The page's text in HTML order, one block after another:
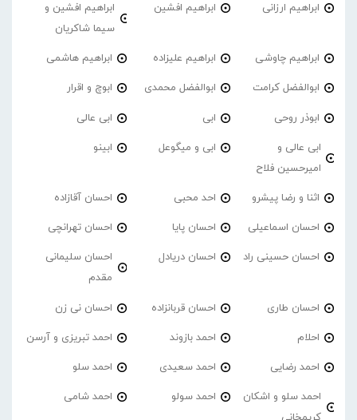
ابراهیم ارزانی ابراهیم افشین
ابراهیم افشین و
سیما شاکریان
ابراهیم چاوشی ابراهیم علیزاده ابراهیم هاشمی
ابوالفضل کرامت ابوالفضل محمدی ابوچ و اقرار
ابوذر روحی ابی ابی عالی
ابی عالی و
امیرحسین فلاح
ابی و میگوعل ابینو
اثنا و رضا پیشرو احد محبی احسان آقازاده
احسان اسماعیلی احسان پایا احسان تهرانچی
احسان حسینی راد احسان دریادل
احسان سلیمانی
مقدم
احسان طاری احسان قربانزاده احسان نی زن
احلام احمد بازوند احمد تبریزی و آرسن
احمد‌ رضایی احمد سعیدی احمد سلو
احمد سلو و اشکان
احمد سولو احمد شامی